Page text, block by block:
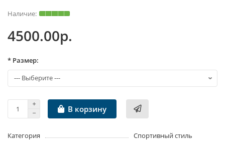
4500.00р.
* Размер:
В корзину
Категория
Спортивный стиль